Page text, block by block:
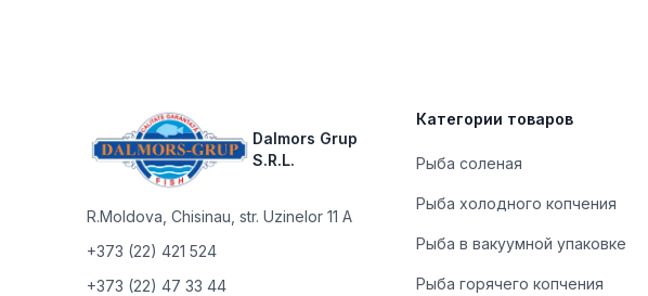
Dalmors Grup
S.R.L.
R.Moldova Chisinau, str. Uzinelor 11 A
+373 (22) 421 524
+373 (22) 47 33 44
Категории товаров
Рыба соленая
Рыба холодного копчения
Рыба в вакуумной упаковке
Рыба горячего копчения